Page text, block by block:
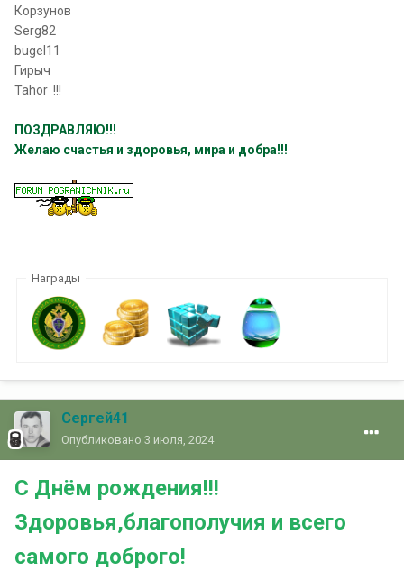
Корзунов
Serg82
bugel11
Гирыч
Tahor !!!
ПОЗДРАВЛЯЮ!!!
Желаю счастья и здоровья, мира и добра!!!
Награды
Сергей41
Опубликовано 3 июля, 2024
С Днём рождения!!!
Здоровья,благополучия и всего
самого доброго!